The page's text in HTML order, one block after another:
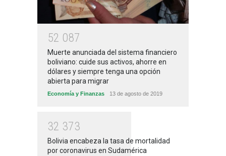
52 087
Muerte anunciada del sistema financiero
boliviano: cuide sus activos, ahorre en
dólares y siempre tenga una opción
abierta para migrar
Economía y Finanzas 13 de agosto de 2019
32 373
Bolivia encabeza la tasa de mortalidad
por coronavirus en Sudamérica